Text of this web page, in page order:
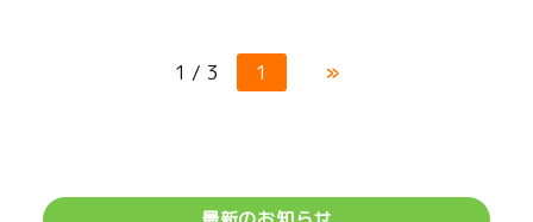
1 / 3 1 »